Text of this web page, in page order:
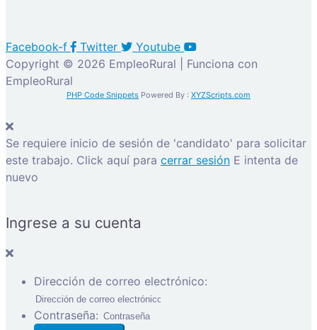
Facebook-f Twitter
Youtube
Copyright © 2026 EmpleoRural | Funciona con
EmpleoRural
PHP Code Snippets Powered By : XYZScripts.com
Se requiere inicio de sesión de 'candidato' para solicitar
este trabajo. Click aquí para cerrar sesión E intenta de
nuevo
Ingrese a su cuenta
Dirección de correo electrónico:
Contraseña: